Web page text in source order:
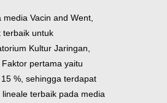
Vacin and Went,
terbaik untuk
Kultur Jaringan,
pertama yaitu
%, sehingga terdapat
terbaik pada media